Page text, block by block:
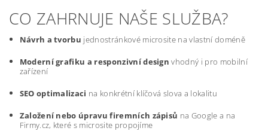
CO ZAHRNUJE NAŠE SLUŽBA?
Návrh a tvorbu jednostránkové microsite na vlastní doméně
Moderní grafiku a responzivní design vhodný i pro mobilní
zařízení
SEO optimalizaci na konkrétní klíčová slova a lokalitu
Založení nebo úpravu firemních zápisů na Google a na
Firmy.cz, které s microsite propojíme